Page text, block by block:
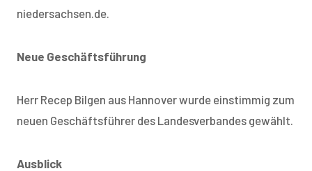
niedersachsen.de.
Neue Geschäftsführung
Herr Recep Bilgen aus Hannover wurde einstimmig zum
neuen Geschäftsführer des Landesverbandes gewählt.
Ausblick